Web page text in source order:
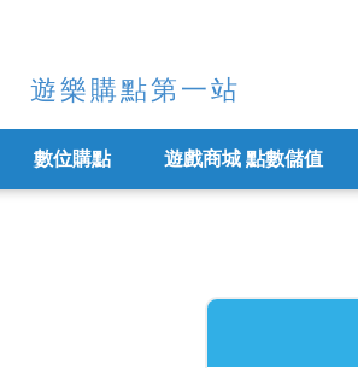
遊樂購點第一站
數位購點 遊戲商城 點數儲值